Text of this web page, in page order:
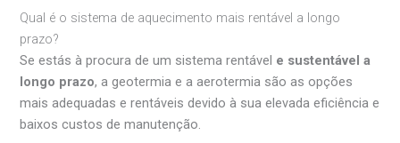
Qual é o sistema de aquecimento mais rentável a longo
prazo?
Se estás à procura de um sistema rentável e sustentável a
longo prazo, a geotermia e a aerotermia são as opções
mais adequadas e rentáveis devido à sua elevada eficiência e
baixos custos de manutenção.